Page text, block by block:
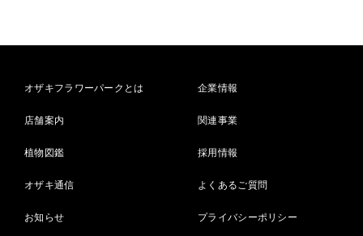
オザキフラワーパークとは
店舗案内
植物図鑑
オザキ通信
お知らせ
企業情報
関連事業
採用情報
よくあるご質問
プライバシーポリシー